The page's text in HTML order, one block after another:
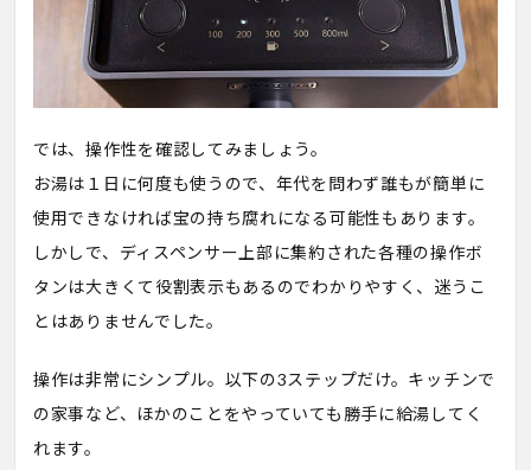
では、操作性を確認してみましょう。
お湯は１日に何度も使うので、年代を問わず誰もが簡単に
使用できなければ宝の持ち腐れになる可能性もあります。
しかしで、ディスペンサー上部に集約された各種の操作ボ
タンは大きくて役割表示もあるのでわかりやすく、迷うこ
とはありませんでした。
操作は非常にシンプル。以下の3ステップだけ。キッチンで
の家事など、ほかのことをやっていても勝手に給湯してく
れます。